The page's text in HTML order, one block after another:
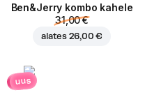
Ben&Jerry kombo kahele
31,00 €
alates 26,00 €
uus